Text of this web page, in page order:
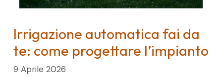
Irrigazione automatica fai da
te: come progettare l’impianto
9 Aprile 2026